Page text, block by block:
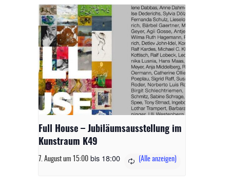
Full House – Jubiläumsausstellung im
Kunstraum K49
7. August um 15:00 bis 18:00